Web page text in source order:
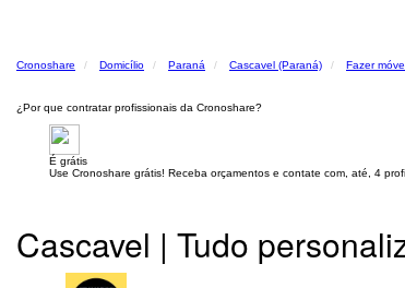
Cronoshare Domicílio Paraná Cascavel (Paraná) Fazer
¿Por que contratar profissionais da Cronoshare?
É grátis
Use Cronoshare grátis! Receba orçamentos e contate com, até, 4
Cascavel | Tudo